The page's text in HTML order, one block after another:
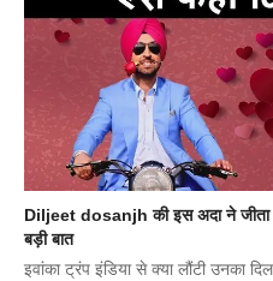
Diljeet dosanjh की इस अदा ने
बड़ी बात
इवांका ट्रंप इंडिया से क्या लौंटी उनका